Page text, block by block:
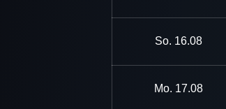
So. 16.08
Mo. 17.08